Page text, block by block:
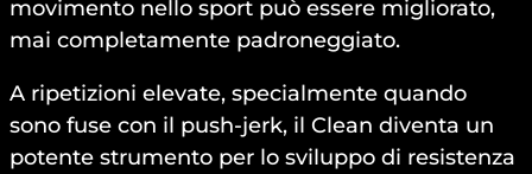
movimento nello sport può essere migliorato,
mai completamente padroneggiato.
A ripetizioni elevate, specialmente quando
sono fuse con il push-jerk, il Clean diventa un
potente strumento per lo sviluppo di resistenza